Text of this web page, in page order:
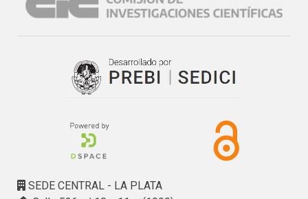
SEDE CENTRAL - LA PLATA